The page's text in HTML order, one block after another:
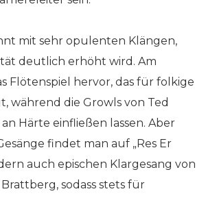
mit sehr opulenten Klängen,
deutlich erhöht wird. Am
Flötenspiel hervor, das für folkige
während die Growls von Ted
Härte einfließen lassen. Aber
findet man auf „Res Er
auch epischen Klargesang von
sodass stets für